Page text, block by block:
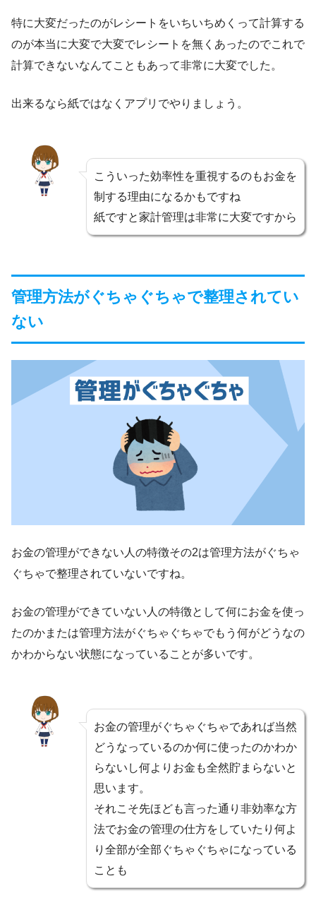
特に大変だったのがレシートをいちいちめくって計算する
のが本当に大変で大変でレシートを無くあったのでこれで
計算できないなんてこともあって非常に大変でした。
出来るなら紙ではなくアプリでやりましょう。
こういった効率性を重視するのもお金を
制する理由になるかもですね
紙ですと家計管理は非常に大変ですから
管理方法がぐちゃぐちゃで整理されてい
ない
お金の管理ができない人の特徴その2は管理方法がぐちゃ
ぐちゃで整理されていないですね。
お金の管理ができていない人の特徴として何にお金を使っ
たのかまたは管理方法がぐちゃぐちゃでもう何がどうなの
かわからない状態になっていることが多いです。
お金の管理がぐちゃぐちゃであれば当然
どうなっているのか何に使ったのかわか
らないし何よりお金も全然貯まらないと
思います。
それこそ先ほども言った通り非効率な方
法でお金の管理の仕方をしていたり何よ
り全部が全部ぐちゃぐちゃになっている
ことも